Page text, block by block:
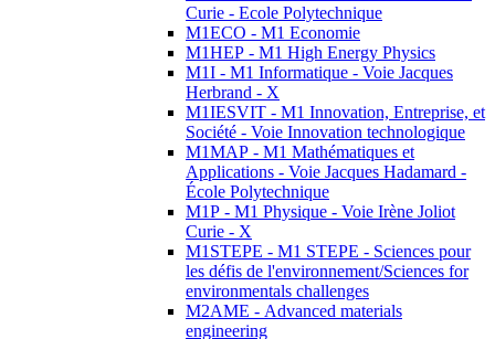
Curie - Ecole Polytechnique
M1ECO - M1 Economie
M1HEP - M1 High Energy Physics
M1I - M1 Informatique - Voie Jacques
Herbrand - X
M1IESVIT - M1 Innovation, Entreprise, et
Société - Voie Innovation technologique
M1MAP - M1 Mathématiques et
Applications - Voie Jacques Hadamard -
École Polytechnique
M1P - M1 Physique - Voie Irène Joliot
Curie - X
M1STEPE - M1 STEPE - Sciences pour
les défis de l'environnement/Sciences for
environmentals challenges
M2AME - Advanced materials
engineering